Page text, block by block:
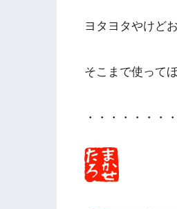
ヨタヨタやけど
そこまで使って
・・・・・・・